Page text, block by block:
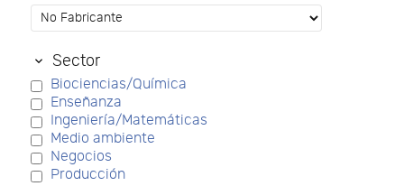
Sector
Biociencias/Química
Enseñanza
Ingeniería/Matemáticas
Medio ambiente
Negocios
Producción